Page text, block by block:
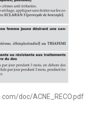
doc/ACNE_RECO.pdf